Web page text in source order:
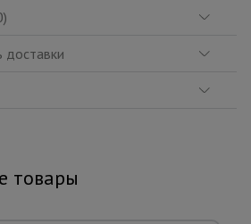
доставки
товары